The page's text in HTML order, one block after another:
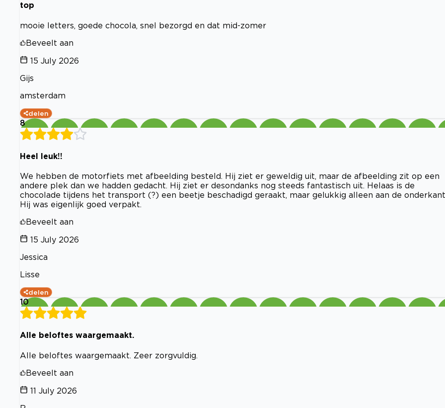
top
mooie letters, goede chocola, snel bezorgd en dat mid-zomer
Beveelt aan
15 July 2026
Gijs
amsterdam
delen
8
Heel leuk!!
We hebben de motorfiets met afbeelding besteld. Hij ziet er geweldig uit, maar de afbeelding zit op een
andere plek dan we hadden gedacht. Hij ziet er desondanks nog steeds fantastisch uit. Helaas is de
chocolade tijdens het transport (?) een beetje beschadigd geraakt, maar gelukkig alleen aan de
Hij was eigenlijk goed verpakt.
Beveelt aan
15 July 2026
Jessica
Lisse
delen
10
Alle beloftes waargemaakt.
Alle beloftes waargemaakt. Zeer zorgvuldig.
Beveelt aan
11 July 2026